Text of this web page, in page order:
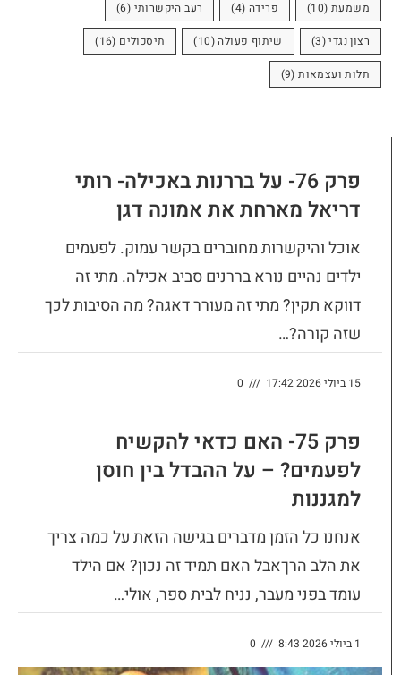
משמעת (10) פרידה (4) רעב היקשרותי (6)
רצון נגדי(3) שיתוף פעולה(10) תיסכולים (16)
תלות ועצמאות(9)
פרק 76- על בררנות באכילה- רותי
דריאל מארחת את אמונה דגן
אוכל והיקשרות מחוברים בקשר עמוק. לפעמים
ילדים נהיים נורא בררנים סביב אכילה. מתי זה
דווקא תקין? מתי זה מעורר דאגה? מה הסיבות לכך
שזה קורה?…
15 ביולי 2026 17:42 ///
0
פרק 75- האם כדאי להקשיח
לפעמים? – על ההבדל בין חוסן
למגננות
אנחנו כל הזמן מדברים בגישה הזאת על כמה צריך
את הלב הרךאבל האם תמיד זה נכון? אם הילד
עומד בפני מעבר, נניח לבית ספר, אולי…
1 ביולי 2026 8:43 ///
0